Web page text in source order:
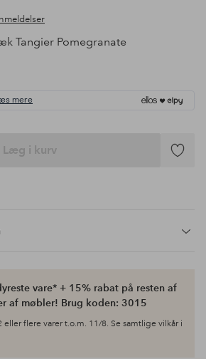
Tangier Pomegranate
mere
Læg i kurv
Tilføj
vare* + 15% rabat på resten af
af møbler! Brug koden: 3015
flere varer t.o.m. 11/8. Se samtlige vilkår i